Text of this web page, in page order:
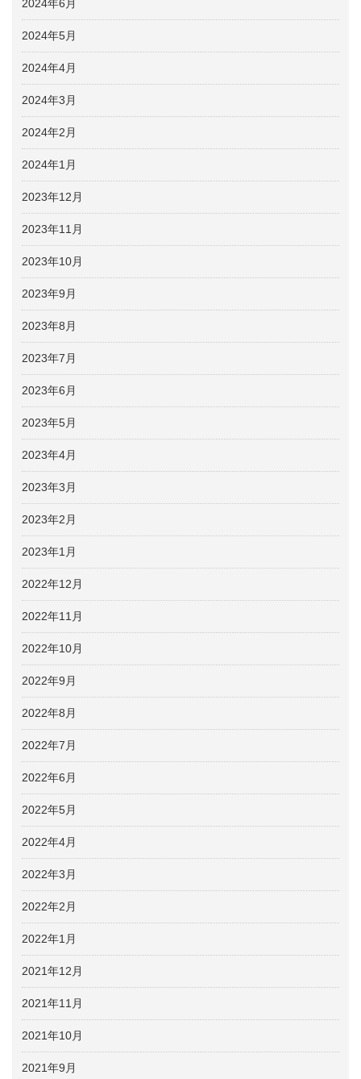
2024年6月
2024年5月
2024年4月
2024年3月
2024年2月
2024年1月
2023年12月
2023年11月
2023年10月
2023年9月
2023年8月
2023年7月
2023年6月
2023年5月
2023年4月
2023年3月
2023年2月
2023年1月
2022年12月
2022年11月
2022年10月
2022年9月
2022年8月
2022年7月
2022年6月
2022年5月
2022年4月
2022年3月
2022年2月
2022年1月
2021年12月
2021年11月
2021年10月
2021年9月